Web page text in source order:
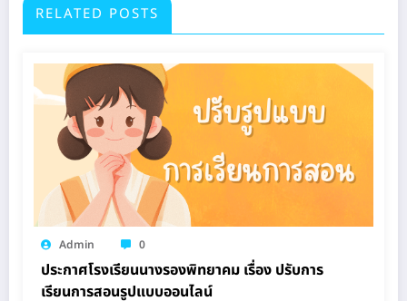
RELATED POSTS
Admin 0
ประกาศโรงเรียนนางรองพิทยาคม เรื่อง ปรับการ
เรียนการสอนรูปแบบออนไลน์